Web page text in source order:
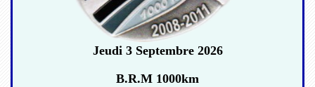
Jeudi 3 Septembre 2026
B.R.M 1000km